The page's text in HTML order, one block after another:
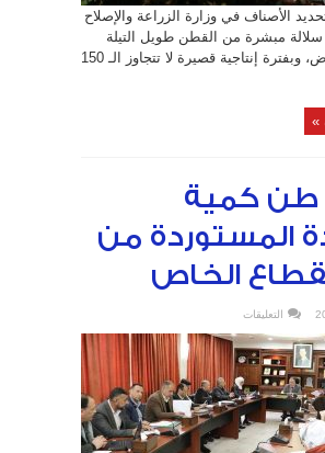
الأصناف في وزارة الزراعة والإصلاح
سلالة مبشرة من القطن طويل التيلة
المقاوم للأمراض، وبفترة إنتاجية قصيرة لا تتجاوز الـ 150
»
طن كمية
المستوردة من
الخاص
التعليقات
ألف
طن
كمية
الأسمدة
المستوردة
من
قبل
القطاع
الخاص
مغلقة